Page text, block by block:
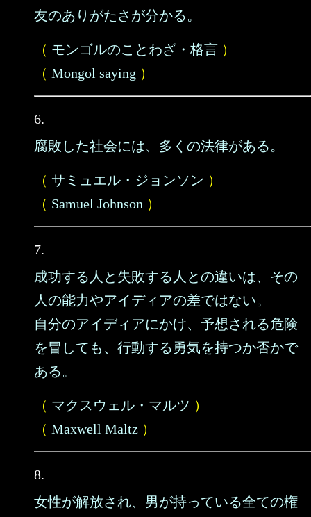
友のありがたさが分かる。
（ モンゴルのことわざ・格言 ）
（ Mongol saying ）
6.
腐敗した社会には、多くの法律がある。
（ サミュエル・ジョンソン ）
（ Samuel Johnson ）
7.
成功する人と失敗する人との違いは、その
人の能力やアイディアの差ではない。
自分のアイディアにかけ、予想される危険
を冒しても、行動する勇気を持つか否かで
ある。
（ マクスウェル・マルツ ）
（ Maxwell Maltz ）
8.
女性が解放され、男が持っている全ての権